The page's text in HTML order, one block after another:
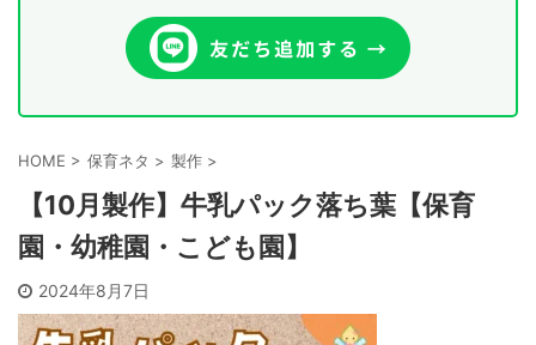
HOME > 保育ネタ > 製作 >
【10月製作】牛乳パック落ち葉【保育
園・幼稚園・こども園】
2024年8月7日